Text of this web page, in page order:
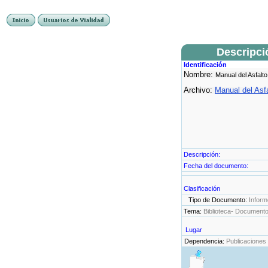
Identificación
Nombre: Manual del Asfalto
Archivo: Manual del
Descripción:
Fecha del documento:
Clasificación
Tipo de Documento:
Tema: Biblioteca-
Lugar
Dependencia: Publicaciones